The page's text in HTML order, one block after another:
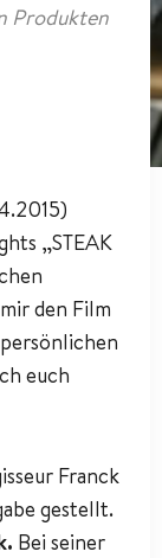
Produkten
„STEAK
den Film
euch
Franck
gestellt.
Bei seiner